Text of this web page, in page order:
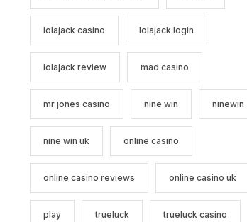
lolajack casino lolajack login
lolajack review mad casino
mr jones casino nine win ninewin
nine win uk online casino
online casino reviews online casino uk
play trueluck trueluck casino